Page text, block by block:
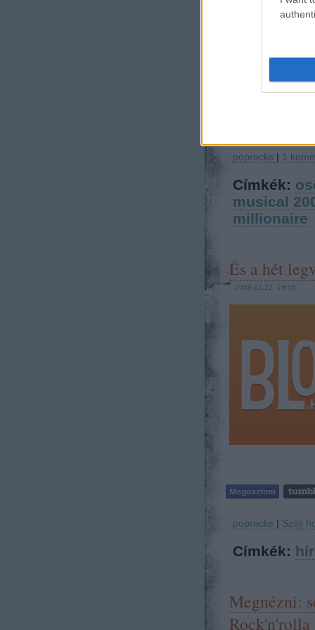
poprocks | 1
Címkék:
musical
millionaire
És a hét
2009.02.22. 19:58
poprocks | Szólj
Címkék:
Megnézni: